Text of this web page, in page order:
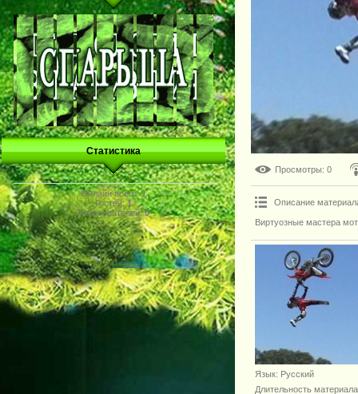
Статистика
Онлайн всего:1
Гостей:1
Пользователей:0
Просмотры: 0
Описание
Виртуозные мастера
Язык: Русский
Длительность материала